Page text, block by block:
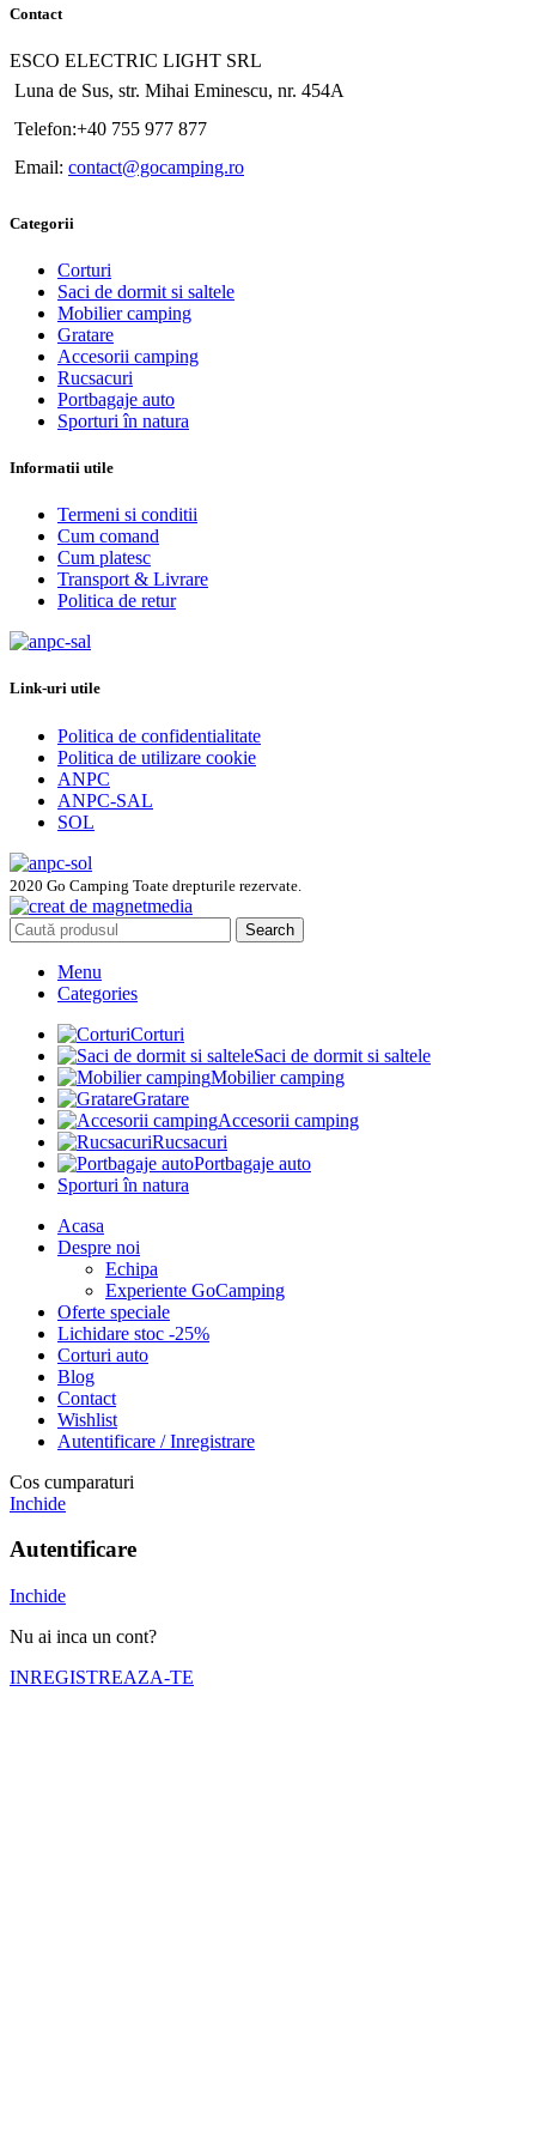
Contact
ESCO ELECTRIC LIGHT SRL
Luna de Sus, str. Mihai Eminescu, nr. 454A
Telefon:+40 755 977 877
Email: contact@gocamping.ro
Categorii
Corturi
Saci de dormit si saltele
Mobilier camping
Gratare
Accesorii camping
Rucsacuri
Portbagaje auto
Sporturi în natura
Informatii utile
Termeni si conditii
Cum comand
Cum platesc
Transport & Livrare
Politica de retur
Link-uri utile
Politica de confidentialitate
Politica de utilizare cookie
ANPC
ANPC-SAL
SOL
2020 Go Camping Toate drepturile rezervate.
Search
Menu
Categories
Corturi
Saci de dormit si saltele
Mobilier camping
Gratare
Accesorii camping
Rucsacuri
Portbagaje auto
Sporturi în natura
Acasa
Despre noi
Echipa
Experiente GoCamping
Oferte speciale
Lichidare stoc -25%
Corturi auto
Blog
Contact
Wishlist
Autentificare / Inregistrare
Cos cumparaturi
Inchide
Autentificare
Inchide
Nu ai inca un cont?
INREGISTREAZA-TE